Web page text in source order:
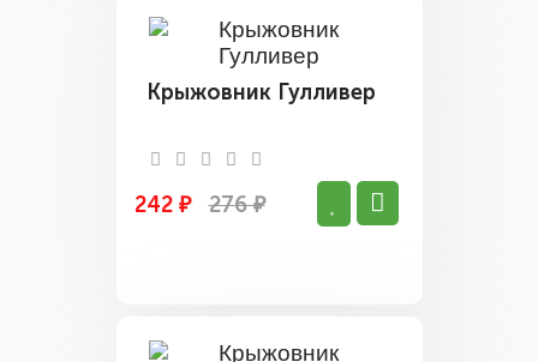
Крыжовник Гулливер
242 ₽ 276 ₽